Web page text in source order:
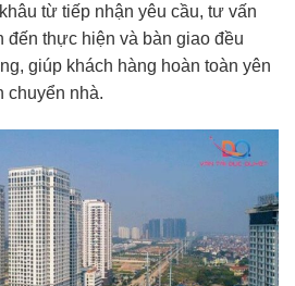
từ tiếp nhận yêu cầu, tư vấn
đến thực hiện và bàn giao đều
giúp khách hàng hoàn toàn yên
chuyển nhà.